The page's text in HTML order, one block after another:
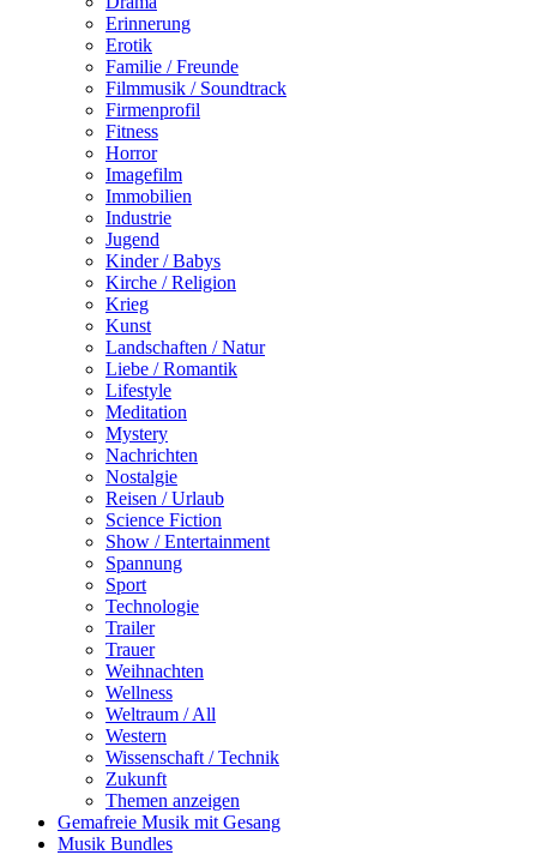
Erinnerung
Erotik
Familie / Freunde
Filmmusik / Soundtrack
Firmenprofil
Fitness
Horror
Imagefilm
Immobilien
Industrie
Jugend
Kinder / Babys
Kirche / Religion
Krieg
Kunst
Landschaften / Natur
Liebe / Romantik
Lifestyle
Meditation
Mystery
Nachrichten
Nostalgie
Reisen / Urlaub
Science Fiction
Show / Entertainment
Spannung
Sport
Technologie
Trailer
Trauer
Weihnachten
Wellness
Weltraum / All
Western
Wissenschaft / Technik
Zukunft
Themen anzeigen
Gemafreie Musik mit Gesang
Musik Bundles